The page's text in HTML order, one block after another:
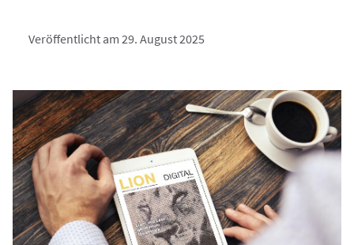
Veröffentlicht am 29. August 2025